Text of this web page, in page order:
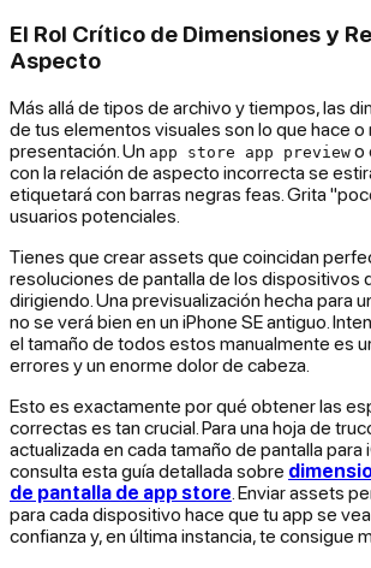
El Rol Crítico de Dimensiones y
Aspecto
Más allá de tipos de archivo y tiempos, las
de tus elementos visuales son lo que hace o
presentación. Un app store app preview o
con la relación de aspecto incorrecta se
etiquetará con barras negras feas. Grita
usuarios potenciales.
Tienes que crear assets que coincidan
resoluciones de pantalla de los dispositivos
dirigiendo. Una previsualización hecha para
no se verá bien en un iPhone SE antiguo.
el tamaño de todos estos manualmente es
errores y un enorme dolor de cabeza.
Esto es exactamente por qué obtener las
correctas es tan crucial. Para una hoja de
actualizada en cada tamaño de pantalla para
consulta esta guía detallada sobre
de pantalla de app store . Enviar assets
para cada dispositivo hace que tu app se
confianza y, en última instancia, te consigue